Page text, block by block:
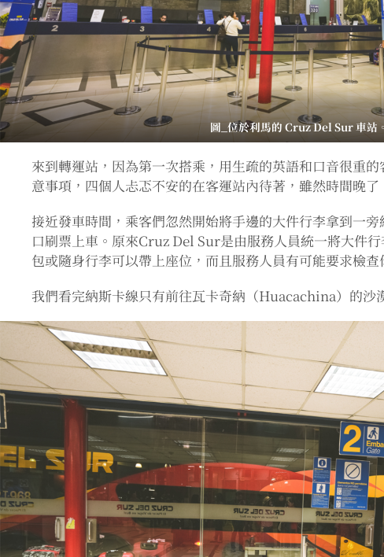
圖_位於利馬的 Cruz Del Sur 車站
來到轉運站，因為第一次搭乘，用生疏的英語和口音很重
意事項，四個人忐忑不安的在客運站內待著，雖然時間晚
接近發車時間，乘客們忽然開始將手邊的大件行李拿到一
口刷票上車。原來Cruz Del Sur是由服務人員統一將大件
包或隨身行李可以帶上座位，而且服務人員有可能要求檢查
我們看完納斯卡線只有前往瓦卡奇納（Huacachina）的沙